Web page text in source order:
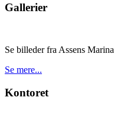
Gallerier
Se billeder fra Assens Marina
Se mere...
Kontoret